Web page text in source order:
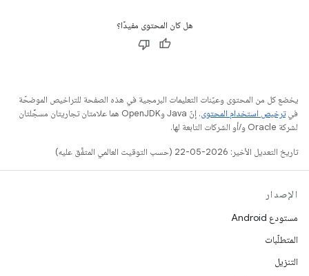
هل كان المحتوى مفيدًا؟
يخضع كل من المحتوى وعيّنات التعليمات البرمجية في هذه الصفحة للتراخيص الموضحّة
فيترخيص استخدام المحتوى
. إنّ Java وOpenJDK هما علامتان تجاريتان مسجَّلتان
لشركة Oracle و/أو الشركات التابعة لها.
تاريخ التعديل الأخير: 2026-05-22 (حسب التوقيت العالمي المتفَّق عليه)
الإصدار
مستودع Android
المتطلّبات
التنزيل